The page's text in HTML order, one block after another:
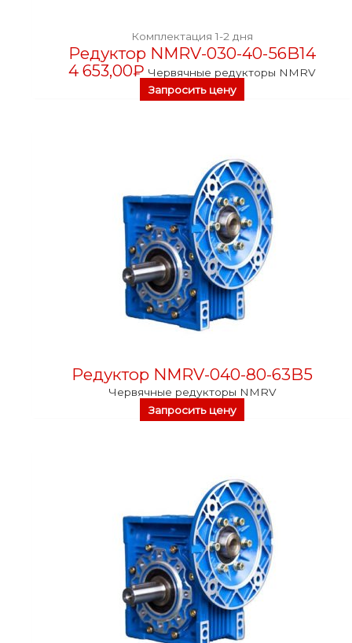
Комплектация 1-2 дня
Редуктор NMRV-030-40-56B14
4 653,00₽ Червячные редукторы NMRV
Запросить цену
Редуктор NMRV-040-80-63B5
Червячные редукторы NMRV
Запросить цену